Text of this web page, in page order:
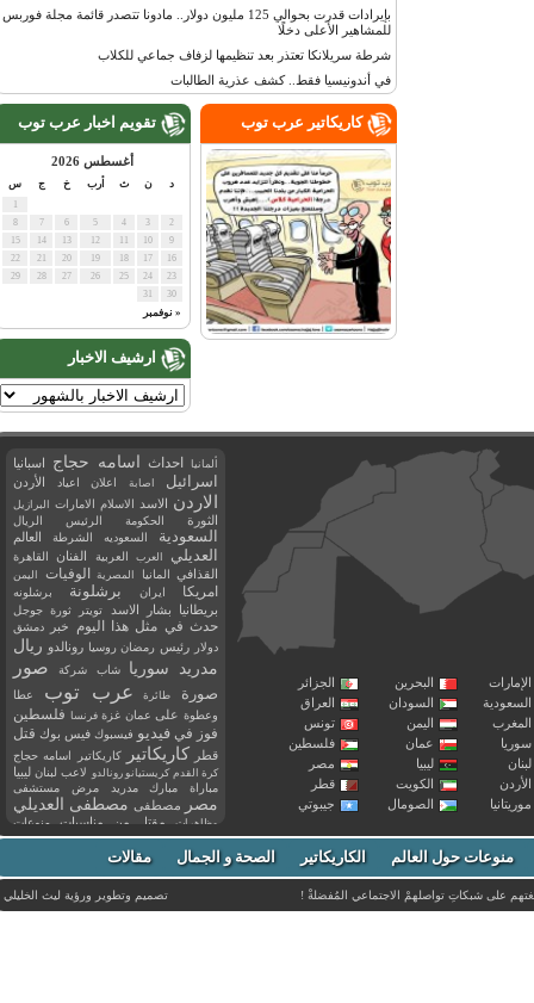
بإيرادات قدرت بحوالي 125 مليون دولار.. مادونا تتصدر قائمة مجلة فوربس
للمشاهير الأعلى دخلًا
شرطة سريلانكا تعتذر بعد تنظيمها لزفاف جماعي للكلاب
في أندونيسيا فقط.. كشف عذرية الطالبات
تقويم اخبار عرب توب
أغسطس 2026
أرب س
« نوفمبر
ارشيف الاخبار
كاريكاتير عرب توب
البحرين
الجزائر
السودان
العراق
اليمن
تونس
عمان
فلسطين
ليبيا
مصر
الكويت
قطر
الصومال جيبوتي
ألمانيا احداث اسامه حجاج اسبانيا
اسرائيل اصابة اعلان اعياد الأردن
الاردن الاسد الاسلام الامارات البرازيل
الثورة الحكومة الرئيس الريال
السعودية السعوديه الشرطة العالم
العديلي العرب العربية الفنان القاهرة
القذافي المانيا المصرية الوفيات اليمن
امريكا ايران برشلونة برشلونه
بريطانيا بشار الاسد تويتر ثورة جوجل
حدث في مثل هذا اليوم خبر دمشق
دولار رئيس رمضان روسيا رونالدو ريال
مدريد
سوريا شاب شركة صور
صورة طائرة عرب توب
عطا
وعطوة على عمان غزة فرنسا فلسطين
فوز في فيديو فيسبوك فيس بوك قتل
قطر كاريكاتير كاريكاتير اسامه حجاج
كرة القدم كريستيانو رونالدو لاعب لبنان ليبيا
مباراة مبارك مدريد مرض مستشفى
مصر مصطفى مصطفى العديلي
مظاهرات مقتل من مناسبات
منوعات
مواليد
موت ميسي ميلان نادي نشر
وفاة وفيات يوتيوب منوعات حول العالم الكاريكاتير الصحة و الجمال مقالات
على شبكاتِ تواصلهمْ الاجتماعي المُفضلةْ ! تصميم وتطوير ورؤيةليث الخليلي